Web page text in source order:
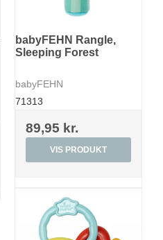
babyFEHN Rangle,
Sleeping Forest
babyFEHN
71313
89,95 kr.
VIS PRODUKT